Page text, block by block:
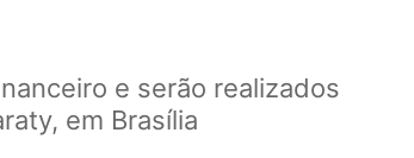
e serão realizados
em Brasília